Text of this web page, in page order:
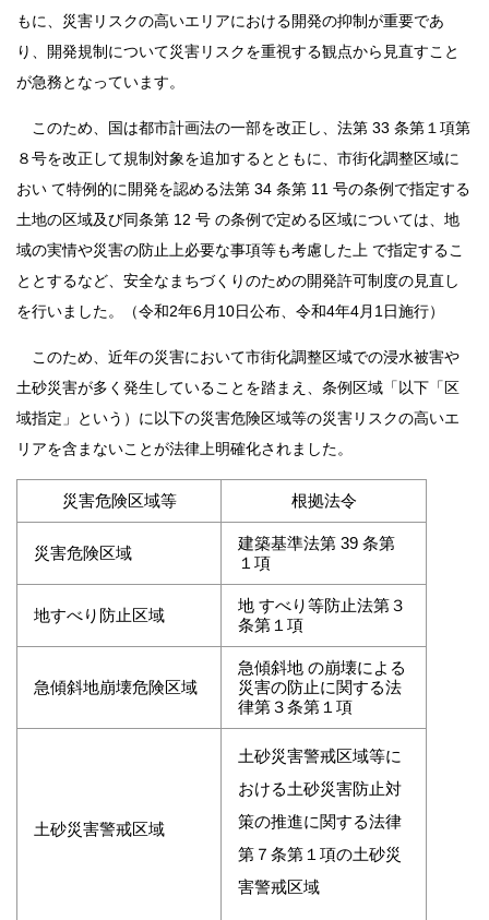
もに、災害リスクの高いエリアにおける開発の抑制が重要であ
り、開発規制について災害リスクを重視する観点から見直すこと
が急務となっています。
このため、国は都市計画法の一部を改正し、法第 33 条第１項第
８号を改正して規制対象を追加するとともに、市街化調整区域に
おい て特例的に開発を認める法第 34 条第 11 号の条例で指定する
土地の区域及び同条第 12 号 の条例で定める区域については、地
域の実情や災害の防止上必要な事項等も考慮した上 で指定するこ
ととするなど、安全なまちづくりのための開発許可制度の見直し
を行いました。（令和2年6月10日公布、令和4年4月1日施行）
このため、近年の災害において市街化調整区域での浸水被害や
土砂災害が多く発生していることを踏まえ、条例区域「以下「区
域指定」という）に以下の災害危険区域等の災害リスクの高いエ
リアを含まないことが法律上明確化されました。
災害危険区域等 根拠法令
災害危険区域
建築基準法第 39 条第
１項
地すべり防止区域
地 すべり等防止法第３
条第１項
急傾斜地崩壊危険区域
急傾斜地 の崩壊による
災害の防止に関する法
律第３条第１項
土砂災害警戒区域
土砂災害警戒区域等に
おける土砂災害防止対
策の推進に関する法律
第７条第１項の土砂災
害警戒区域